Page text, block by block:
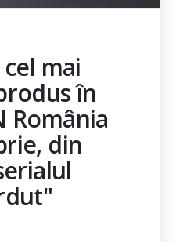
mai
în
România
din